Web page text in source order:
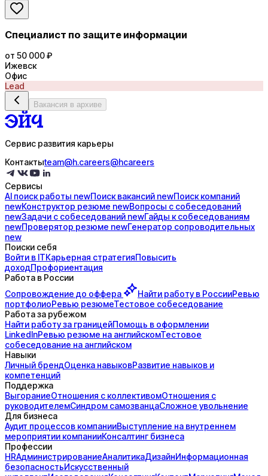
Специалист по защите информации
от 50 000 ₽
Ижевск
Офис
Lead
Вакансия в архиве
Сервис развития карьеры
Контактыteam@h.careers@hcareers
Сервисы
AI поискработы newПоисквакансий newПоисккомпаний
newКонструктор резюме newВопросы с собеседований
newЗадачи с собеседований newГайды ксобеседованиям
newПроверятор резюме newГенератор сопроводительных
new
Поиски себя
Войти в ITКарьерная стратегияПовысить
доходПрофориентация
Работа в России
Сопровождение до оффера Найти работу в РоссииРевью
портфолиоРевью резюмеТестовое собеседование
Работа за рубежом
Найти работу за границейПомощь в оформлении
LinkedInРевью резюме на английскомТестовое
собеседование на английском
Навыки
Личный брендОценка навыковРазвитие навыков и
компетенций
Поддержка
ВыгораниеОтношения с коллективомОтношения с
руководителемСиндром самозванцаСложное увольнение
Для бизнеса
Аудит процессов компанииВыступление на внутреннем
мероприятии компанииКонсалтинг бизнеса
Профессии
HRАдминистрированиеАналитикаДизайнИнформационная
безопасностьИскусственный